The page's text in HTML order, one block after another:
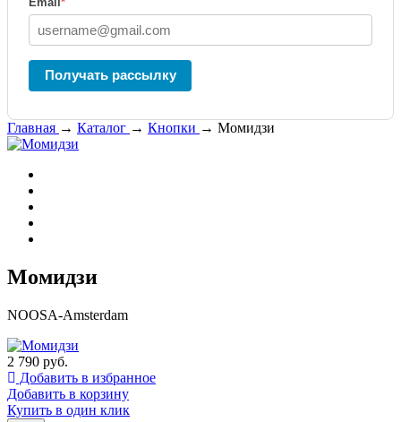
Получать рассылку
Главная → Каталог → Кнопки → Момидзи
Момидзи
NOOSA-Amsterdam
2 790 руб.
Добавить в избранное
Добавить в корзину
Купить в один клик